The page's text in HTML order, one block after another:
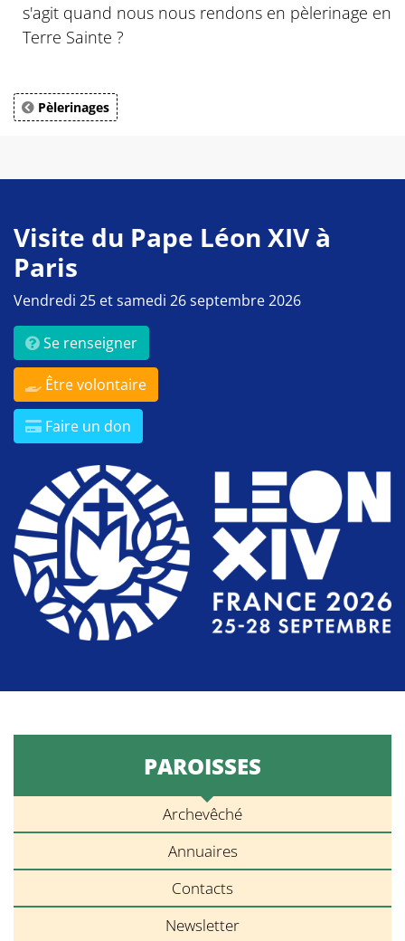
s'agit quand nous nous rendons en pèlerinage en
Terre Sainte ?
Pèlerinages
Visite du Pape Léon XIV à
Paris
Vendredi 25 et samedi 26 septembre 2026
Se renseigner
Être volontaire
Faire un don
PAROISSES
Archevêché
Annuaires
Contacts
Newsletter